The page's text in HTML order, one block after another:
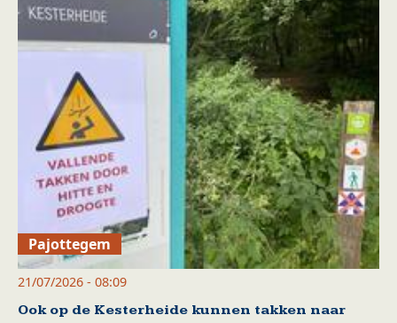
Pajottegem
21/07/2026 - 08:09
Ook op de Kesterheide kunnen takken naar